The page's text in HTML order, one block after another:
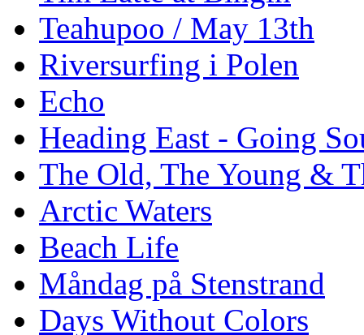
Teahupoo / May 13th
Riversurfing i Polen
Echo
Heading East - Going
The Old, The Young &
Arctic Waters
Beach Life
Måndag på Stenstrand
Days Without Colors